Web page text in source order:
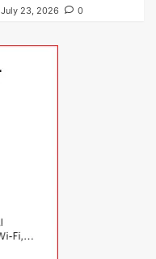
July 23, 2026 0